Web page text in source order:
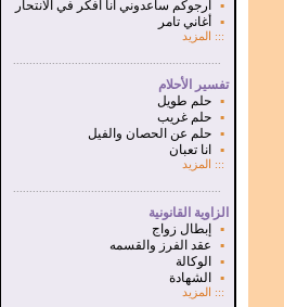
▪
ارجوكم ساعدوني انا افكر في الانتحار
▪
أغاني تامر
:::
المزيد
تفسير الأحلام
▪
حلم طويل
▪
حلم غريب
▪
حلم عن الحصان والفيل
▪
انا تعبان
:::
المزيد
الزاوية القانونية
▪
إبطال زواج
▪
عقد الفرز والقسمه
▪
الوكالة
▪
الشهادة
::: المزيد